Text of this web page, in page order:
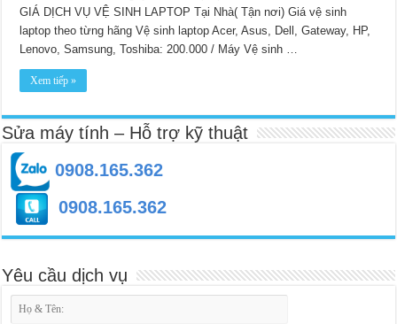
GIÁ DỊCH VỤ VỆ SINH LAPTOP Tại Nhà( Tận nơi) Giá vệ sinh
laptop theo từng hãng Vệ sinh laptop Acer, Asus, Dell, Gateway, HP,
Lenovo, Samsung, Toshiba: 200.000 / Máy Vệ sinh …
Xem tiếp »
Sửa máy tính – Hỗ trợ kỹ thuật
0908.165.362
0908.165.362
Yêu cầu dịch vụ